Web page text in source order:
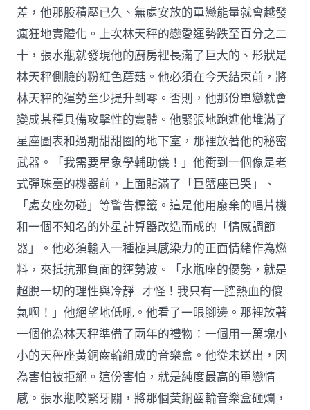
差，他那股積壓已久、無處安放的單戀能量就會越發
瘋狂地實體化。上次林天秤的戀愛運勢跌至百分之二
十，張水瓶就發現他的廚房裡長滿了巨大的、形狀是
林天秤側臉的粉紅色蘑菇。他必須在今天結束前，將
林天秤的運勢至少提升到零。否則，他那份單戀就會
變成某種具備攻擊性的實體。他緊張地跑進他堆滿了
星座圖表和過期甜甜圈的地下室，那裡放著他的秘密
武器。「我需要星象學輔助儀！」他衝到一個像是老
式彈珠臺的機器前，上面貼滿了「巨蟹座已哭」、
「處女座勿碰」等警告標籤。這是他用廢棄的唱片機
和一個不知名的外星計算器改造而成的「情感調節
器」。他必須輸入一種極具感染力的正面情緒作為燃
料，來抵抗那負面的運勢波。「水瓶座的優勢，就是
超脫一切的理性與冷靜…才怪！我只有一腔熱血的傻
氣啊！」他絕望地低吼。他看了一眼腳邊。那裡放著
一個他為林天秤準備了兩年的禮物：一個用一萬塊小
小的天秤座黃銅齒輪組成的音樂盒。他從未送出，因
為害怕被拒絕。這份害怕，就是純度最高的單戀情
感。張水瓶咬緊牙關，將那個黃銅齒輪音樂盒砸爛，